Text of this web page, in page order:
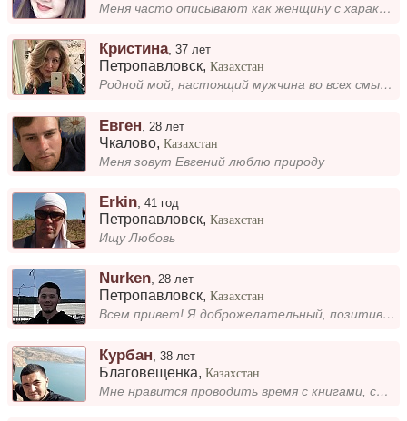
Меня часто описывают как женщину с характером. Я люблю быть уверенной в своих решениях и не боюсь говорить то, что думаю...
Кристина,37 лет
Петропавловск,Казахстан
Родной мой, настоящий мужчина во всех смыслах этого слова, ищу тебя!
Евген 28 лет
Чкалово,Казахстан
Меня зовут Евгений люблю природу
Erkin ,41 год
Петропавловск,Казахстан
Ищу Любовь
Nurken,28 лет
Петропавловск,Казахстан
Всем привет! Я доброжелательный, позитивный, романтичный мужчина хочу встретить ту самую девушку которая тоже желает со...
Курбан ,38 лет
Благовещенка,Казахстан
Мне нравится проводить время с книгами, слушать музыку и гулять на природе. Всегда рад новым знакомствам и интересным ра...